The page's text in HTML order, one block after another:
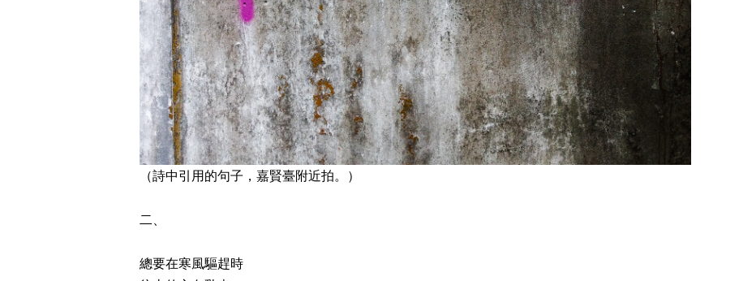
（詩中引用的句子，嘉賢臺附近拍。）
二、
總要在寒風驅趕時